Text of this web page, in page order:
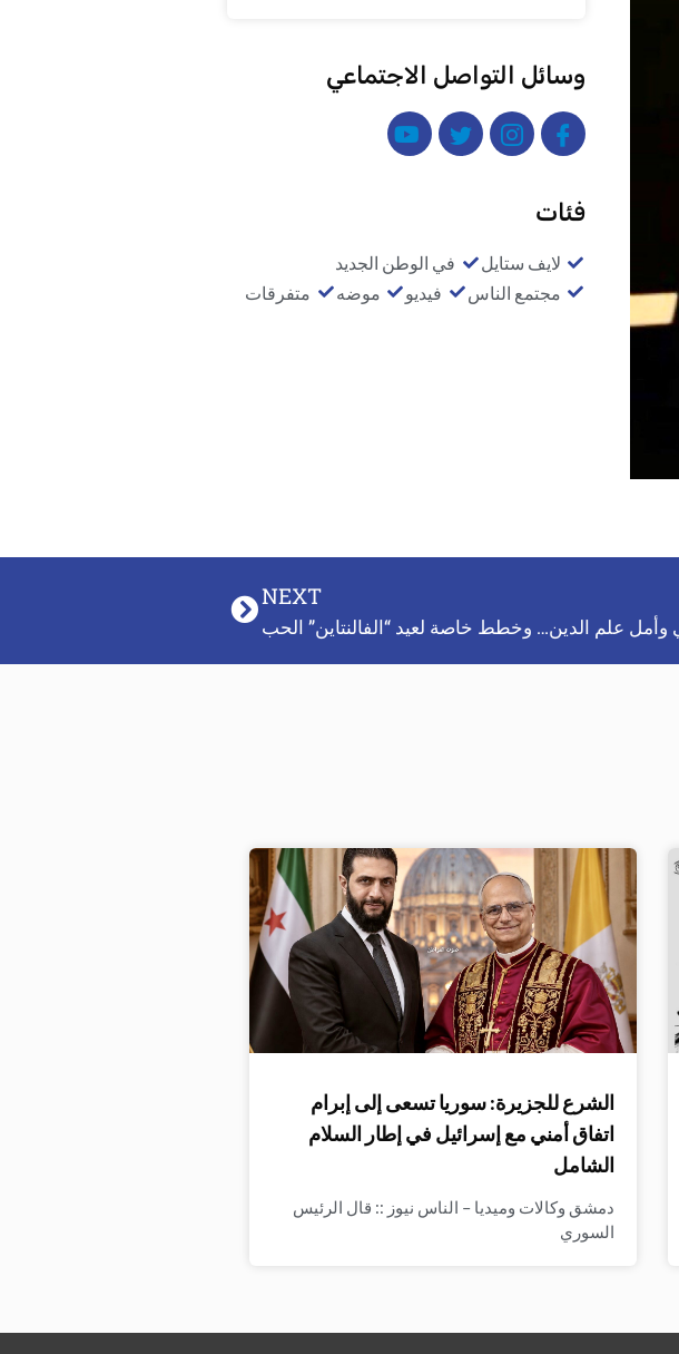
وسائل التواصل الاجتماعي
فئات
لايف ستايل
في الوطن الجديد
مجتمع الناس
فيديو موضه متفرقات
NEXT
علم الدين… وخطط خاصة لعيد “الفالنتاين” الحب
الشرع للجزيرة: سوريا تسعى إلى إبرام
اتفاق أمني مع إسرائيل في إطار السلام
الشامل
دمشق وكالات وميديا – الناس نيوز :: قال الرئيس
السوري